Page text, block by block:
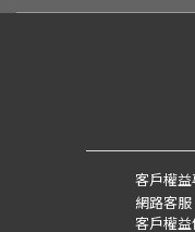
客戶權
網路客服
客戶權益